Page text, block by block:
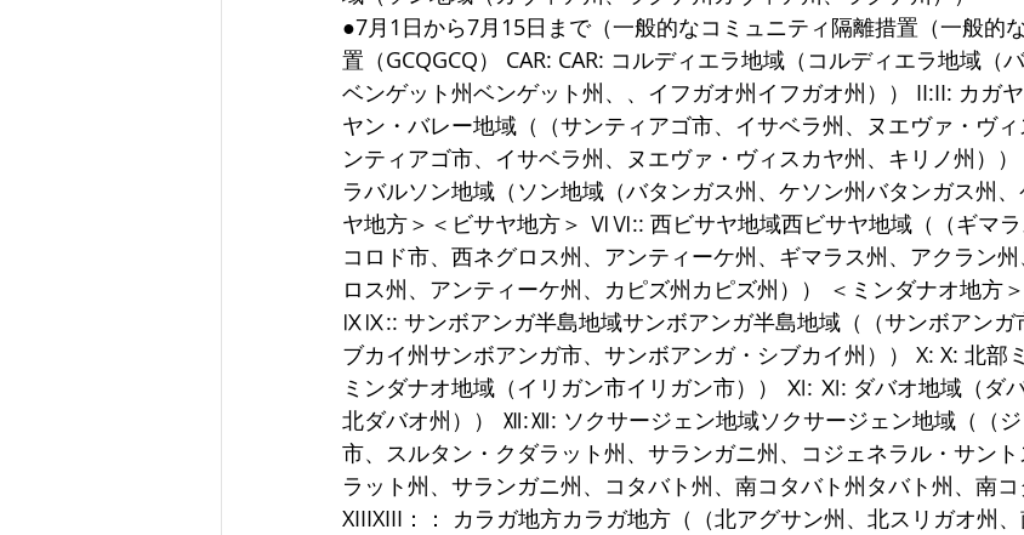
●7月1日から7月15日まで（一般的なコミュニティ隔離措置（一般的
置（GCQGCQ） CAR: CAR: コルディエラ地域（コルディエラ地域（
ベンゲット州ベンゲット州、、イフガオ州イフガオ州）） II:II: カガ
ヤン・バレー地域（（サンティアゴ市、イサベラ州、ヌエヴァ・ヴ
ンティアゴ市、イサベラ州、ヌエヴァ・ヴィスカヤ州、キリノ州）
ラバルソン地域（ソン地域（バタンガス州、ケソン州バタンガス州
ヤ地方＞＜ビサヤ地方＞ ⅥⅥ:: 西ビサヤ地域西ビサヤ地域（（ギマ
コロド市、西ネグロス州、アンティーケ州、ギマラス州、アクラン
ロス州、アンティーケ州、カピズ州カピズ州）） ＜ミンダナオ地方
ⅨⅨ:: サンボアンガ半島地域サンボアンガ半島地域（（サンボアンガ
ブカイ州サンボアンガ市、サンボアンガ・シブカイ州）） X: X: 北部
ミンダナオ地域（イリガン市イリガン市）） Ⅺ: Ⅺ: ダバオ地域（ダ
北ダバオ州）） Ⅻ:Ⅻ: ソクサージェン地域ソクサージェン地域（（
市、スルタン・クダラット州、サランガニ州、コジェネラル・サン
ラット州、サランガニ州、コタバト州、南コタバト州タバト州、南コ
XIIIXIII：： カラガ地方カラガ地方（（北アグサン州、北スリガオ州